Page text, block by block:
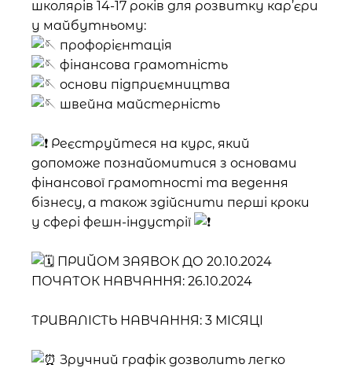
школярів 14-17 років для розвитку кар’єри
у майбутньому:
профорієнтація
фінансова грамотність
основи підприємництва
швейна майстерність
Реєструйтеся на курс, який
допоможе познайомитися з основами
фінансової грамотності та ведення
бізнесу, а також здійснити перші кроки
у сфері фешн-індустрії
ПРИЙОМ ЗАЯВОК ДО 20.10.2024
ПОЧАТОК НАВЧАННЯ: 26.10.2024
ТРИВАЛІСТЬ НАВЧАННЯ: 3 МІСЯЦІ
Зручний графік дозволить легко